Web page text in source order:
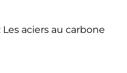
aciers au carbone